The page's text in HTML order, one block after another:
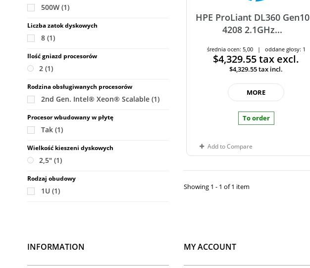
500W (1)
Liczba zatok dyskowych
8 (1)
Ilość gniazd procesorów
2 (1)
Rodzina obsługiwanych procesorów
2nd Gen. Intel® Xeon® Scalable (1)
Procesor wbudowany w płytę
Tak (1)
Wielkość kieszeni dyskowych
2,5" (1)
Rodzaj obudowy
1U (1)
HPE ProLiant DL360 Gen10
4208 2.1GHz...
średnia ocen: 5,00 | oddane głosy: 1
$4,329.55tax excl.
$4,329.55tax incl.
MORE
To order
Add to Compare
Showing 1 - 1 of 1 item
INFORMATION MY ACCOUNT